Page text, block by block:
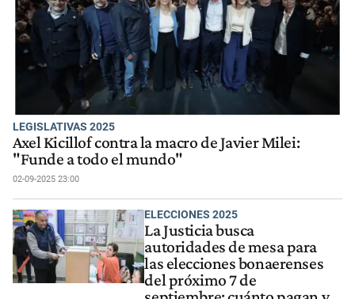
LEGISLATIVAS 2025
Axel Kicillof contra la macro de Javier Milei:
"Funde a todo el mundo"
02-09-2025 23:00
ELECCIONES 2025
La Justicia busca
autoridades de mesa para
las elecciones bonaerenses
del próximo 7 de